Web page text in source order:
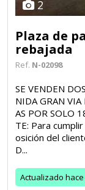
2
Plaza de
rebajada
Ref. N-02098
SE VENDEN
NIDA GRAN VIA
AS POR SOLO
TE: Para
osición del
D...
Actualizado